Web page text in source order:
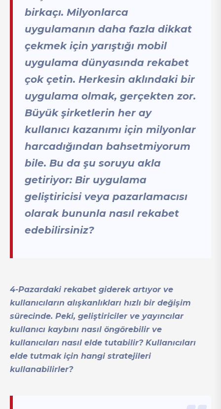
birkaçı. Milyonlarca
uygulamanın daha fazla dikkat
çekmek için yarıştığı mobil
uygulama dünyasında rekabet
çok çetin. Herkesin aklındaki bir
uygulama olmak, gerçekten zor.
Büyük şirketlerin her ay
kullanıcı kazanımı için milyonlar
harcadığından bahsetmiyorum
bile. Bu da şu soruyu akla
getiriyor: Bir uygulama
geliştiricisi veya pazarlamacısı
olarak bununla nasıl rekabet
edebilirsiniz?
4-Pazardaki rekabet giderek artıyor ve
kullanıcıların alışkanlıkları hızlı bir değişim
sürecinde. Peki, geliştiriciler ve yayıncılar
kullanıcı kaybını nasıl öngörebilir ve
kullanıcıları nasıl elde tutabilir? Kullanıcıları
elde tutmak için hangi stratejileri
kullanabilirler?